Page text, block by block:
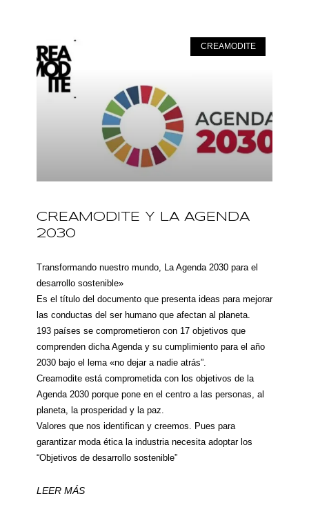
CREAMODITE
CREAMODITE Y LA AGENDA
2030
Transformando nuestro mundo, La Agenda 2030 para el
desarrollo sostenible»
Es el título del documento que presenta ideas para mejorar
las conductas del ser humano que afectan al planeta.
193 países se comprometieron con 17 objetivos que
comprenden dicha Agenda y su cumplimiento para el año
2030 bajo el lema «no dejar a nadie atrás”.
Creamodite está comprometida con los objetivos de la
Agenda 2030 porque pone en el centro a las personas, al
planeta, la prosperidad y la paz.
Valores que nos identifican y creemos. Pues para
garantizar moda ética la industria necesita adoptar los
“Objetivos de desarrollo sostenible”
LEER MÁS